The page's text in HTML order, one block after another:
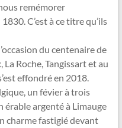
remémorer
C’est à ce titre qu’ils
du centenaire de
Roche, Tangissart et au
effondré en 2018.
un févier à trois
érable argenté à Limauge
charme fastigié devant